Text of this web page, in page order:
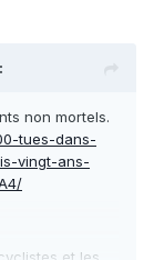
non mortels.
tues-dans-
vingt-ans-